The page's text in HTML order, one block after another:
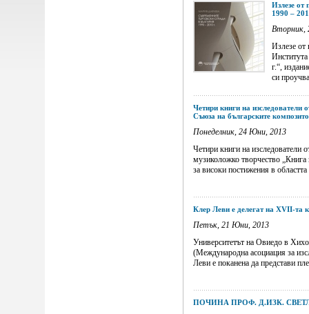
Излезе от
1990 –
Вторник,
Излезе от
г.“,
си
Четири книги на изследователи
Съюза на българските
Понеделник, 24 Юни, 2013
Четири книги на изследователи
музиколожко творчество „Книга
за високи постижения в
Клер Леви е делегат на XVII-та
Петък, 21 Юни, 2013
Университетът на Овиедо в
(Международна асоциация за
Леви е поканена да представи
ПОЧИНА ПРОФ. Д.ИЗК.